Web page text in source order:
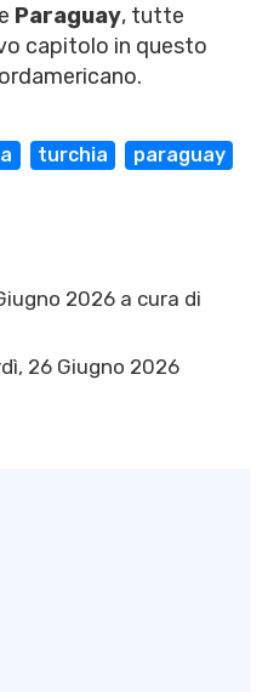
e Paraguay, tutte
capitolo in questo
turchia
paraguay
2026 a cura di
26 Giugno 2026